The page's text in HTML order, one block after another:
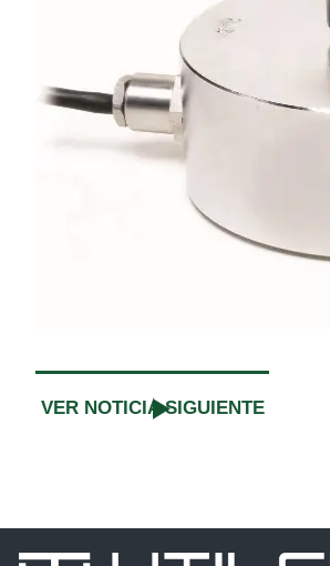
VER NOTICIA SIGUIENTE